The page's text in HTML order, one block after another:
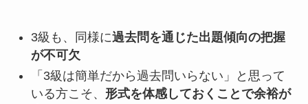
3級も、同様に過去問を通じた出題傾向の把握
が不可欠
「3級は簡単だから過去問いらない」と思って
いる方こそ、 形式を体感しておくことで余裕が